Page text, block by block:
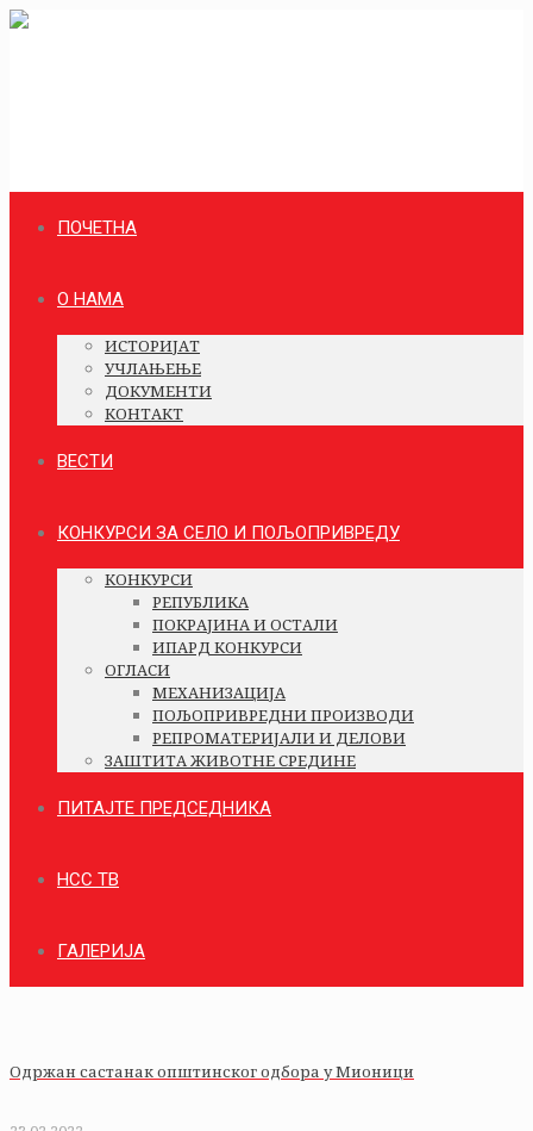
ПОЧЕТНА
О НАМА
ИСТОРИЈАТ
УЧЛАЊЕЊЕ
ДОКУМЕНТИ
КОНТАКТ
ВЕСТИ
КОНКУРСИ ЗА СЕЛО И ПОЉОПРИВРЕДУ
КОНКУРСИ
РЕПУБЛИКА
ПОКРАЈИНА И ОСТАЛИ
ИПАРД КОНКУРСИ
ОГЛАСИ
МЕХАНИЗАЦИЈА
ПОЉОПРИВРЕДНИ ПРОИЗВОДИ
РЕПРОМАТЕРИЈАЛИ И ДЕЛОВИ
ЗАШТИТА ЖИВОТНЕ СРЕДИНЕ
ПИТАЈТЕ ПРЕДСЕДНИКА
НСС ТВ
ГАЛЕРИЈА
Одржан састанак општинског одбора у Мионици